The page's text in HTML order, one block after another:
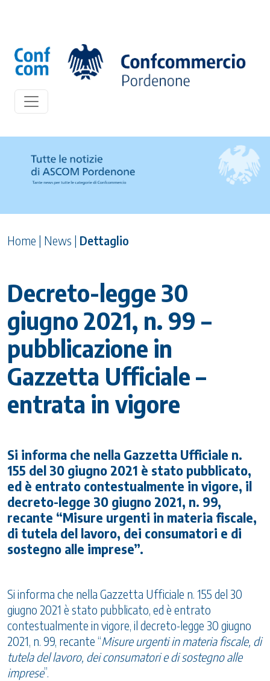
Home | News | Dettaglio
Decreto-legge 30
giugno 2021, n. 99 –
pubblicazione in
Gazzetta Ufficiale –
entrata in vigore
Si informa che nella Gazzetta Ufficiale n.
155 del 30 giugno 2021 è stato pubblicato,
ed è entrato contestualmente in vigore, il
decreto-legge 30 giugno 2021, n. 99,
recante “Misure urgenti in materia fiscale,
di tutela del lavoro, dei consumatori e di
sostegno alle imprese”.
Si informa che nella Gazzetta Ufficiale n. 155 del 30
giugno 2021 è stato pubblicato, ed è entrato
contestualmente in vigore, il decreto-legge 30 giugno
2021, n. 99, recante “Misure urgenti in materia fiscale, di
tutela del lavoro, dei consumatori e di sostegno alle
imprese”.